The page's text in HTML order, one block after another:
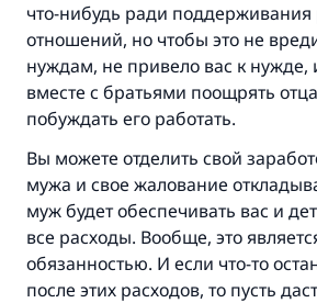
что-нибудь ради поддерживания
отношений, но чтобы это не
нуждам, не привело вас к нужде,
вместе с братьями поощрять
побуждать его работать.
Вы можете отделить свой
мужа и свое жалование
муж будет обеспечивать вас и
все расходы. Вообще, это
обязанностью. И если что-то
после этих расходов, то пусть